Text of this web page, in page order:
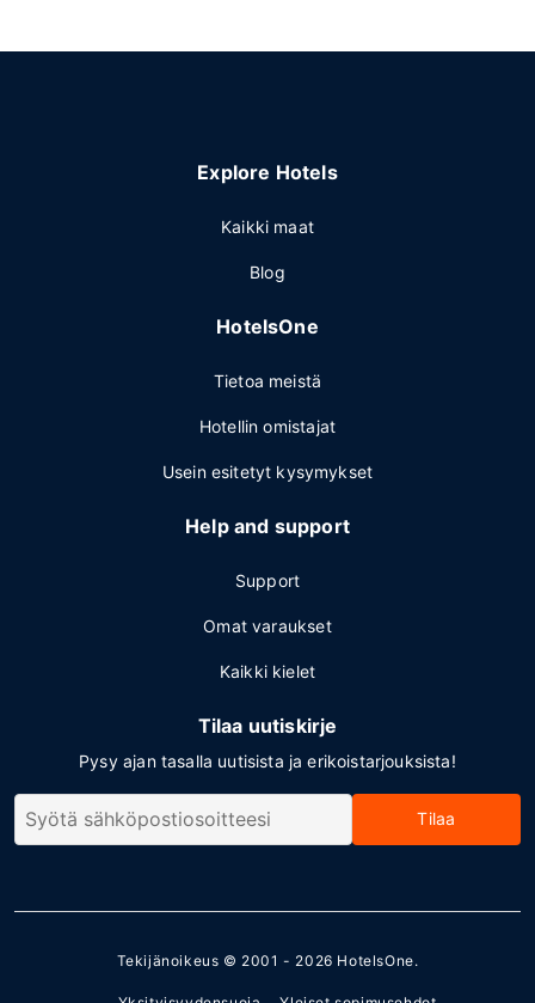
Explore Hotels
Kaikki maat
Blog
HotelsOne
Tietoa meistä
Hotellin omistajat
Usein esitetyt kysymykset
Help and support
Support
Omat varaukset
Kaikki kielet
Tilaa uutiskirje
Pysy ajan tasalla uutisista ja erikoistarjouksista!
Tilaa
Tekijänoikeus © 2001 - 2026 HotelsOne.